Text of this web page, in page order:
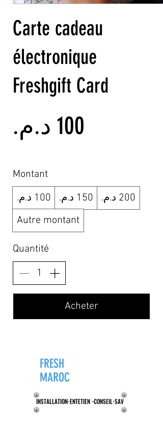
Carte cadeau
électronique
Freshgift Card
Montant
Autre montant
Quantité
Acheter
FRESH
MAROC
INSTALLATION-ENTETIEN -CONSEIL-SAV
INSTALLATION-ENTETIEN -CONSEIL-SAV